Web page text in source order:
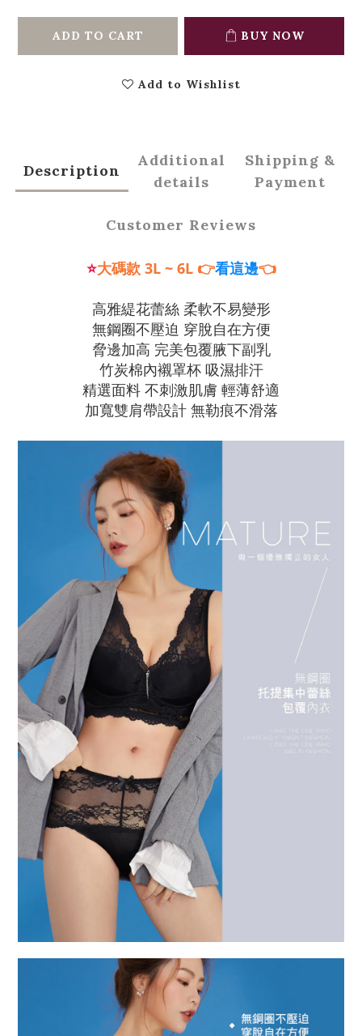
ADD TO CART BUY NOW
Add to Wishlist
Description
Additional
details
Shipping &
Payment
Customer Reviews
⭐大碼款 3L~ 6L 👉看這邊👈
高雅緹花蕾絲 柔軟不易變形
無鋼圈不壓迫 穿脫自在方便
脅邊加高 完美包覆腋下副乳
竹炭棉內襯罩杯 吸濕排汗
精選面料 不刺激肌膚 輕薄舒適
加寬雙肩帶設計 無勒痕不滑落